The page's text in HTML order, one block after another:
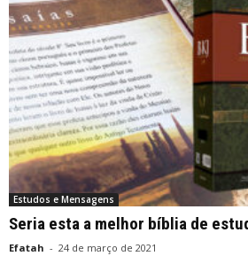
Estudos e Mensagens
Seria esta a melhor bíblia de
Efatah - 24 de março de 2021